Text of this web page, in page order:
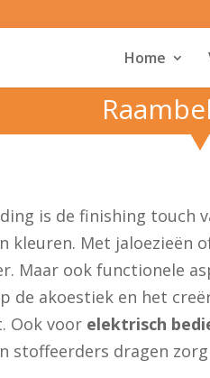
Home
is de finishing
Met jaloezieën
Maar ook functionele
akoestiek en het
Ook voor elektrisch
stoffeerders dragen